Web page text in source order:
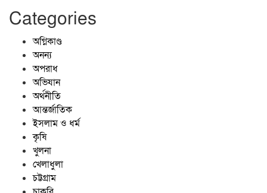
Categories
অগ্নিকাণ্ড
অনন্য
অপরাধ
অভিযান
অর্থনীতি
আন্তর্জাতিক
ইসলাম ও ধর্ম
কৃষি
খুলনা
খেলাধুলা
চট্টগ্রাম